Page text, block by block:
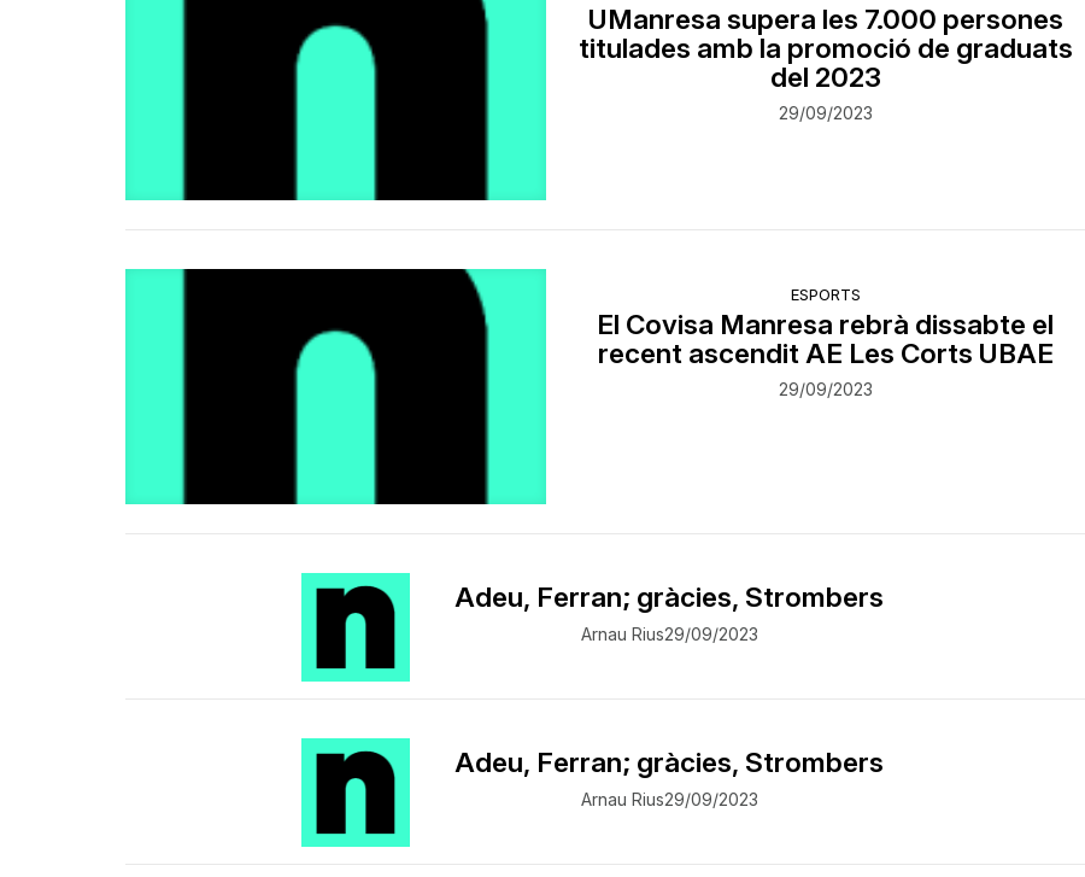
UManresa supera les 7.000 persones
titulades amb la promoció de graduats
del 2023
29/09/2023
ESPORTS
El Covisa Manresa rebrà dissabte el
recent ascendit AE Les Corts UBAE
29/09/2023
Adeu, Ferran; gràcies, Strombers
Arnau Rius29/09/2023
Adeu, Ferran; gràcies, Strombers
Arnau Rius29/09/2023